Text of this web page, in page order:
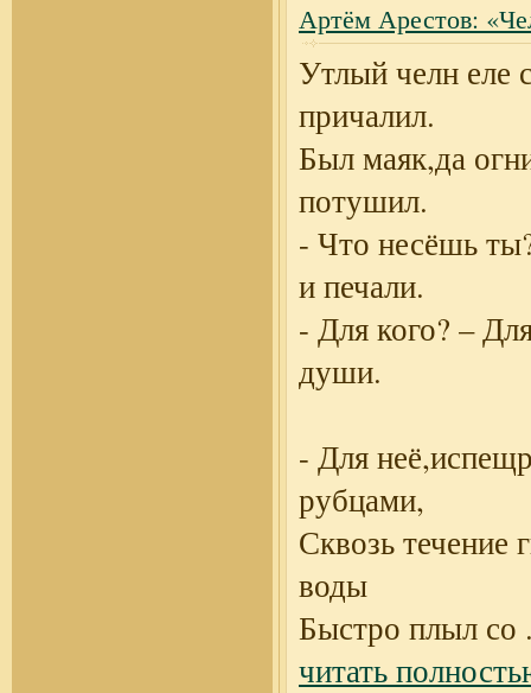
Артём Арестов:
Утлый челн еле
причалил.
Был маяк,да
потушил.
- Что несёшь
и печали.
- Для кого? –
души.
- Для
рубцами,
Сквозь течение
воды
Быстро плыл со
читать